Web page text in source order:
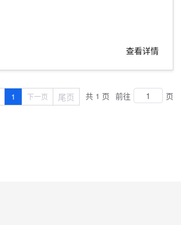
查看详情
1 下一页 尾页 共 1 页 前往 页